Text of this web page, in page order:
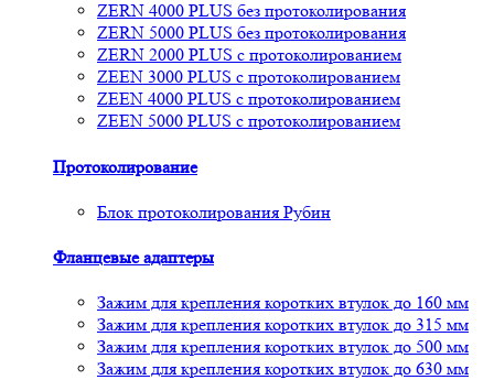
ZERN 4000 PLUS без протоколирования
ZERN 5000 PLUS без протоколирования
ZERN 2000 PLUS с протоколированием
ZEEN 3000 PLUS с протоколированием
ZEEN 4000 PLUS с протоколированием
ZEEN 5000 PLUS с протоколированием
Протоколирование
Блок протоколирования Рубин
Фланцевые адаптеры
Зажим для крепления коротких втулок до 160 мм
Зажим для крепления коротких втулок до 315 мм
Зажим для крепления коротких втулок до 500 мм
Зажим для крепления коротких втулок до 630 мм